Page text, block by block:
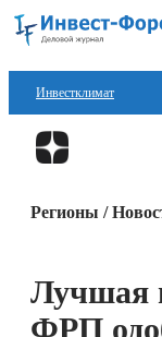
Инвестклимат
Финансы
Технологии
Регионы /
Лучшая
ФРП